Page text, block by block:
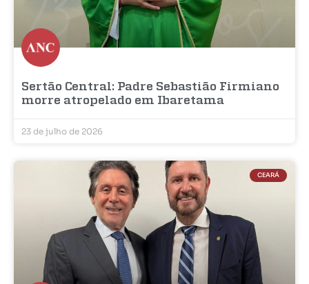
Sertão Central: Padre Sebastião Firmiano
morre atropelado em Ibaretama
23 de julho de 2026
CEARÁ